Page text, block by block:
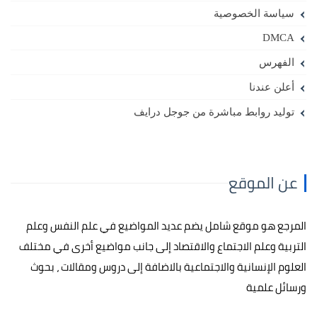
سياسة الخصوصية
DMCA
الفهرس
أعلن عندنا
توليد روابط مباشرة من جوجل درايف
عن الموقع
المرجع هو موقع شامل يضم عديد المواضيع في علم النفس وعلم
التربية وعلم الاجتماع والاقتصاد إلى جانب مواضيع أخرى في مختلف
العلوم الإنسانية والاجتماعية بالاضافة إلى دروس ومقالات ، بحوث
ورسائل علمية